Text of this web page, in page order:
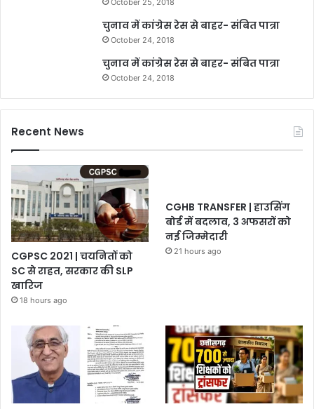
October 25, 2018
चुनाव में कांग्रेस रेस से बाहर- संबित पात्रा
October 24, 2018
चुनाव में कांग्रेस रेस से बाहर- संबित पात्रा
October 24, 2018
Recent News
CGPSC 2021 | चयनितों को
SC से राहत, सरकार की SLP
खारिज
18 hours ago
CGHB TRANSFER | हाउसिंग
बोर्ड में बदलाव, 3 अफसरों को
नई जिम्मेदारी
21 hours ago